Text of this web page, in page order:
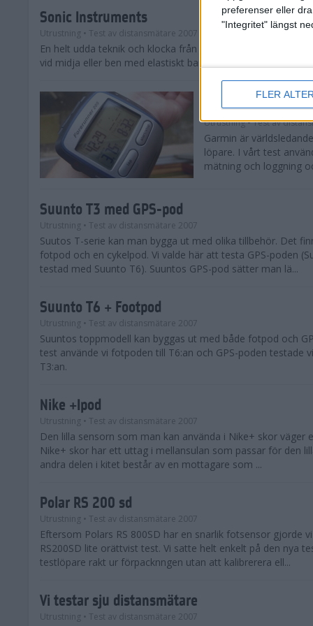
preferenser eller
"Integritet" längst
FLER
Sonic Instruments
Utrustning • Test av distansmätare 2007
En helt udda teknik och klocka från tyska Sonic Instruments.
vid midja eller ben med elastiskt band eller bältesclips.
Utrustning• Test av
Garmin är
löpare. I vårt test
mätning och loggning
Suunto T3 med GPS-pod
Utrustning • Test av distansmätare 2007
Suutos T-serie kan man bygga ut med olika tillbehör. Det
fotpod och en cykelpod. Vi valde här att testa GPS-poden
testad med Suunto T6). Suuntos GPS-pod sätter man lä...
Suunto T6 + Footpod
Utrustning • Test av distansmätare 2007
Suuntos toppmodell kan byggas ut med både fotpod och
test använde vi fotpoden till T6:an och GPS-poden testade
T3:an.
Nike +Ipod
Utrustning • Test av distansmätare 2007
Den lilla sensorn som man kan använda i Nike+ skor väger
Nike+ skor har ett uttag i mellansulan som passar för den
andra delen i kitet består av en mottagare som ...
Polar RS 200 sd
Utrustning • Test av distansmätare 2007
Eftersom Polars RS 800SD har en snarlik fotsensor gjorde
RS200SD lite orättvist test. Vi satte helt enkelt på den nya
testlöpare rakt ur förpacknngen utan att kalibrerera ell...
Vi testar sju distansmätare
Utrustning • Test av distansmätare 2007